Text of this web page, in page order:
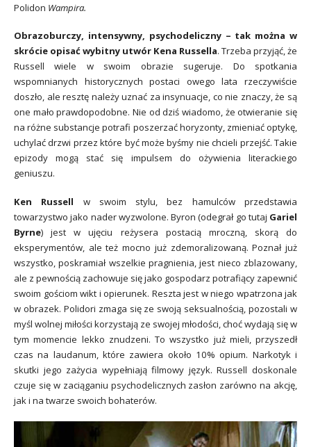
Polidon Wampira.
Obrazoburczy, intensywny, psychodeliczny – tak można w
skrócie opisać wybitny utwór Kena Russella. Trzeba przyjąć, że
Russell wiele w swoim obrazie sugeruje. Do spotkania
wspomnianych historycznych postaci owego lata rzeczywiście
doszło, ale resztę należy uznać za insynuacje, co nie znaczy, że są
one mało prawdopodobne. Nie od dziś wiadomo, że otwieranie się
na różne substancje potrafi poszerzać horyzonty, zmieniać optykę,
uchylać drzwi przez które być może byśmy nie chcieli przejść. Takie
epizody mogą stać się impulsem do ożywienia literackiego
geniuszu.
Ken Russell w swoim stylu, bez hamulców przedstawia
towarzystwo jako nader wyzwolone. Byron (odegrał go tutaj Gariel
Byrne) jest w ujęciu reżysera postacią mroczną, skorą do
eksperymentów, ale też mocno już zdemoralizowaną. Poznał już
wszystko, poskramiał wszelkie pragnienia, jest nieco zblazowany,
ale z pewnością zachowuje się jako gospodarz potrafiący zapewnić
swoim gościom wikt i opierunek. Reszta jest w niego wpatrzona jak
w obrazek. Polidori zmaga się ze swoją seksualnością, pozostali w
myśl wolnej miłości korzystają ze swojej młodości, choć wydają się w
tym momencie lekko znudzeni. To wszystko już mieli, przyszedł
czas na laudanum, które zawiera około 10% opium. Narkotyk i
skutki jego zażycia wypełniają filmowy język. Russell doskonale
czuje się w zaciąganiu psychodelicznych zasłon zarówno na akcję,
jak i na twarze swoich bohaterów.